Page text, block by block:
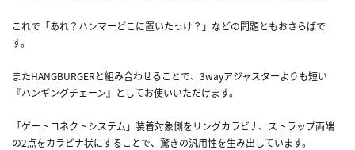
これで「あれ？ハンマーどこに置いたっけ？」などの問題ともおさらばで
す。
またHANGBURGERと組み合わせることで、3wayアジャスターよりも短い
『ハンギングチェーン』としてお使いいただけます。
「ゲートコネクトシステム」装着対象側をリングカラビナ、ストラップ両端
の2点をカラビナ状にすることで、驚きの汎用性を生み出しています。